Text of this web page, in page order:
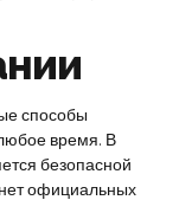
способы
время. В
безопасной
официальных